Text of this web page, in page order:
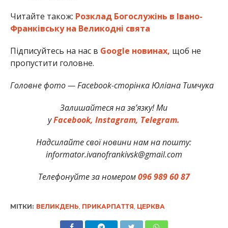
Читайте також: Розклад Богослужінь в Івано-
Франківську на Великодні свята
Підписуйтесь на нас в Google новинах, щоб не
пропустити головне.
Головне фото — Facebook-сторінка Юліана Тимчука
Залишайтеся на зв’язку! Ми
уFacebook, Instagram, Telegram.
Надсилайте свої новини нам на пошту:
informator.ivanofrankivsk@gmail.com
Телефонуйте за номером096 989 60 87
МІТКИ: ВЕЛИКДЕНЬ ПРИКАРПАТТЯ ЦЕРКВА